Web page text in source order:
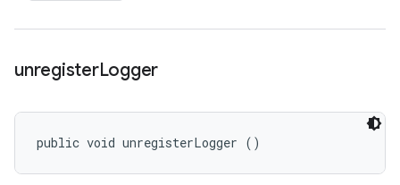
unregisterLogger
public void unregisterLogger ()